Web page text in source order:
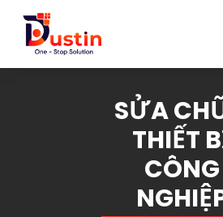
content
SỬA
THIẾT
CÔNG